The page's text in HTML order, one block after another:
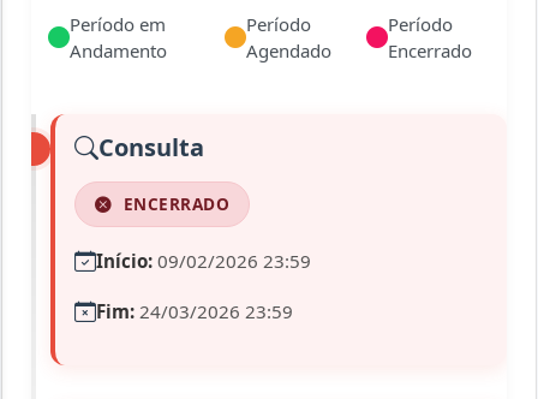
Período em
Andamento
Período
Agendado
Período
Encerrado
Consulta
ENCERRADO
Início: 09/02/2026 23:59
Fim: 24/03/2026 23:59